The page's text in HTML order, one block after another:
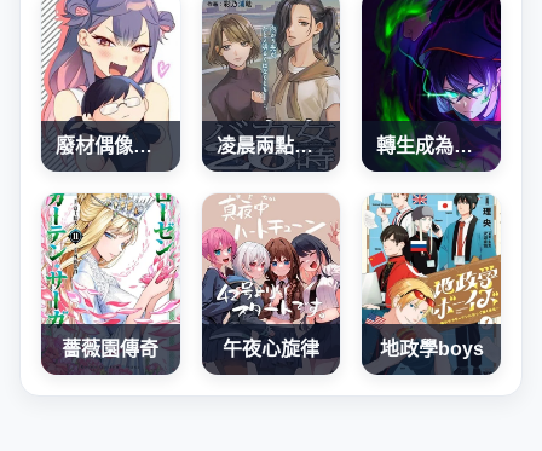
廢材偶像和世上唯一的粉絲 凌晨兩點的蠢女人 轉生成為SSS級哥布林
薔薇園傳奇 午夜心旋律 地政學boys